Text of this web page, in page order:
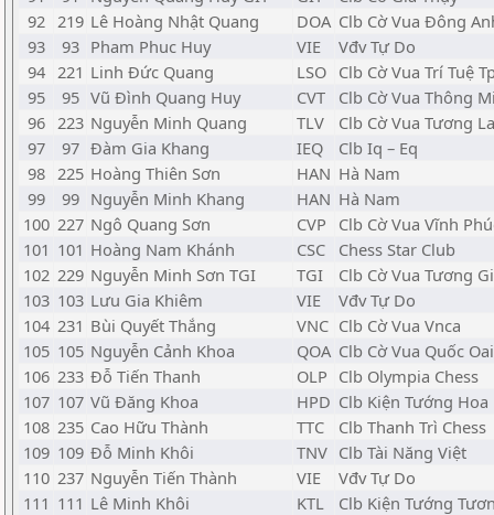
92 219 Lê Hoàng Nhật Quang DOA Clb Cờ Vua Đông
93
93 Pham Phuc Huy VIE
Vđv Tự Do
94 221 Linh Đức Quang LSO Clb Cờ Vua Trí Tuệ
95
95 Vũ Đình Quang Huy CVT
Clb Cờ Vua Thông
96 223 Nguyễn Minh Quang TLV
Clb Cờ Vua Tương
97
97 Đàm Gia Khang IEQ
Clb Iq – Eq
98 225 Hoàng Thiên Sơn HAN Hà Nam
99
99 Nguyễn Minh Khang HAN Hà Nam
100 227 Ngô Quang Sơn CVP
Clb Cờ Vua Vĩnh
101 101 Hoàng Nam Khánh CSC
Chess Star Club
102 229 Nguyễn Minh Sơn TGI TGI
Clb Cờ Vua Tương
103 103 Lưu Gia Khiêm VIE
Vđv Tự Do
104 231 Bùi Quyết Thắng VNC Clb Cờ Vua Vnca
105 105 Nguyễn Cảnh Khoa QOA Clb Cờ Vua Quốc Oai
106 233 Đỗ Tiến Thanh OLP Clb Olympia Chess
107 107 Vũ Đăng Khoa HPD Clb Kiện Tướng
108 235 Cao Hữu Thành TTC
Clb Thanh Trì Chess
109 109 Đỗ Minh Khôi TNV Clb Tài Năng Việt
110 237 Nguyễn Tiến Thành VIE
Vđv Tự Do
111 111 Lê Minh Khôi KTL
Clb Kiện Tướng